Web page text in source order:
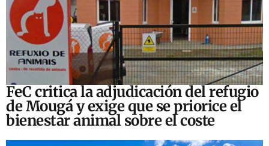
FeC critica la adjudicación del refugio
de Mougá y exige que se priorice el
bienestar animal sobre el coste